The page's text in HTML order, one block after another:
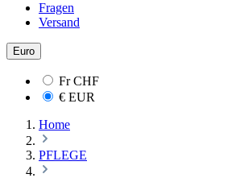
Fragen
Versand
Euro
FrCHF
€ EUR
Home
PFLEGE